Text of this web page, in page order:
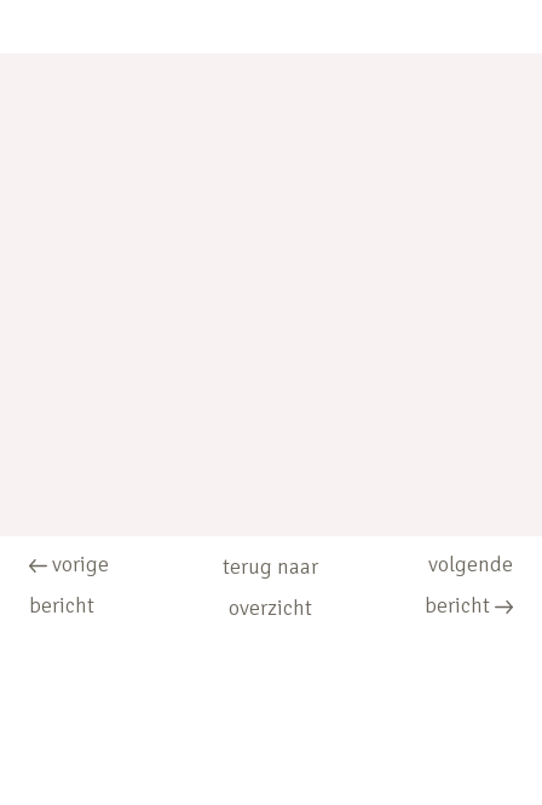
vorige
bericht
terug naar
overzicht
volgende
bericht